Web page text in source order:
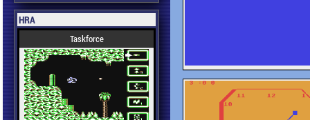
HRA
Taskforce